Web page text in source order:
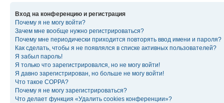
Вход на конференцию и регистрация
Почему я не могу войти?
Зачем мне вообще нужно регистрироваться?
Почему мне периодически приходится повторять ввод имени и пароля?
Как сделать, чтобы я не появлялся в списке активных пользователей?
Я забыл пароль!
Я только что зарегистрировался, но не могу войти!
Я давно зарегистрирован, но больше не могу войти!
Что такое COPPA?
Почему я не могу зарегистрироваться?
Что делает функция «Удалить cookies конференции»?